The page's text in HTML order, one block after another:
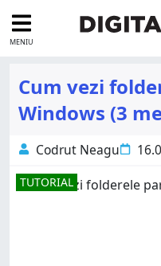
MENIU
Cum vezi
Windows (3
Codrut Neagu
TUTORIAL